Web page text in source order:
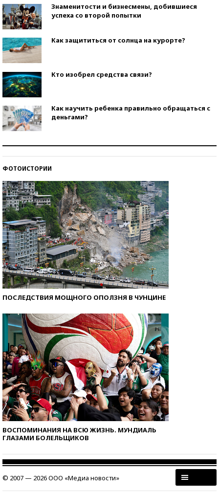
Знаменитости и бизнесмены, добившиеся
успеха со второй попытки
Как защититься от солнца на курорте?
Кто изобрел средства связи?
Как научить ребенка правильно обращаться с
деньгами?
ФОТОИСТОРИИ
ПОСЛЕДСТВИЯ МОЩНОГО ОПОЛЗНЯ В ЧУНЦИНЕ
ВОСПОМИНАНИЯ НА ВСЮ ЖИЗНЬ. МУНДИАЛЬ
ГЛАЗАМИ БОЛЕЛЬЩИКОВ
© 2007 — 2026 ООО «Медиа новости»